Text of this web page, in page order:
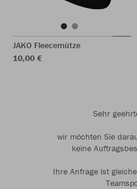
JAKO Fleecemütze
10,00 €
Sehr
wir möchten Sie
keine
Ihre Anfrage ist